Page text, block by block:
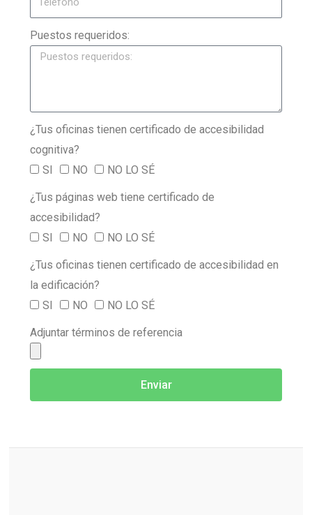
Puestos requeridos:
¿Tus oficinas tienen certificado de accesibilidad
cognitiva?
SI
NO NO LO SÉ
¿Tus páginas web tiene certificado de
accesibilidad?
SI
NO NO LO SÉ
¿Tus oficinas tienen certificado de accesibilidad en
la edificación?
SI
NO NO LO SÉ
Adjuntar términos de referencia
Enviar